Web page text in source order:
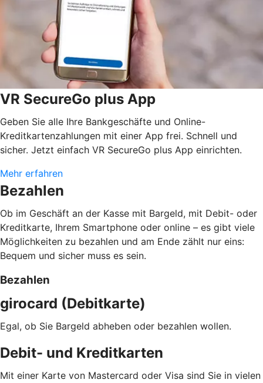
VR SecureGo plus App
Geben Sie alle Ihre Bankgeschäfte und Online-
Kreditkartenzahlungen mit einer App frei. Schnell und
sicher. Jetzt einfach VR SecureGo plus App einrichten.
Mehr erfahren
Bezahlen
Ob im Geschäft an der Kasse mit Bargeld, mit Debit- oder
Kreditkarte, Ihrem Smartphone oder online – es gibt viele
Möglichkeiten zu bezahlen und am Ende zählt nur eins:
Bequem und sicher muss es sein.
Bezahlen
girocard (Debitkarte)
Egal, ob Sie Bargeld abheben oder bezahlen wollen.
Debit- und Kreditkarten
Mit einer Karte von Mastercard oder Visa sind Sie in vielen